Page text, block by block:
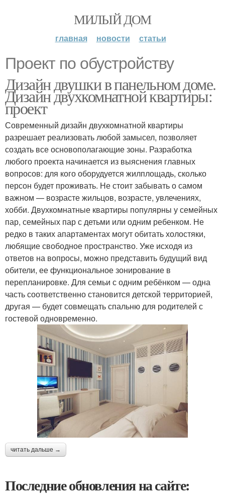
МИЛЫЙ ДОМ
главная новости статьи
Проект по обустройству
Дизайн двушки в панельном доме.
Дизайн двухкомнатной квартиры:
проект
Современный дизайн двухкомнатной квартиры
разрешает реализовать любой замысел, позволяет
создать все основополагающие зоны. Разработка
любого проекта начинается из выяснения главных
вопросов: для кого оборудуется жилплощадь, сколько
персон будет проживать. Не стоит забывать о самом
важном — возрасте жильцов, возрасте, увлечениях,
хобби. Двухкомнатные квартиры популярны у семейных
пар, семейных пар с детьми или одним ребенком. Не
редко в таких апартаментах могут обитать холостяки,
любящие свободное пространство. Уже исходя из
ответов на вопросы, можно представить будущий вид
обители, ее функциональное зонирование в
перепланировке. Для семьи с одним ребёнком — одна
часть соответственно становится детской территорией,
другая — будет совмещать спальню для родителей с
гостевой одновременно.
читать дальше →
Последние обновления на сайте: